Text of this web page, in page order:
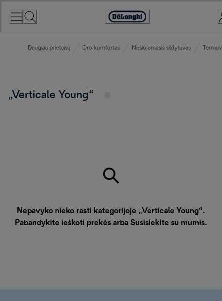
Accessibility
Daugiau prietaisų Oro komfortas Nešiojamasis šildytuvas
„Verticale Young“
Nepavyko nieko rasti kategorijoje „Verticale Young“.
Pabandykite ieškoti prekės arba Susisiekite su mumis.